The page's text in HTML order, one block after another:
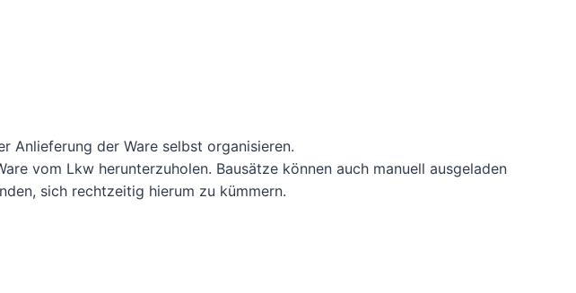
Anlieferung der Ware selbst organisieren.
vom Lkw herunterzuholen. Bausätze können auch manuell ausgeladen
sich rechtzeitig hierum zu kümmern.